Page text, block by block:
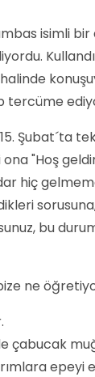
isimli
halinde
tercüme
Şubat´ta
"Hoş
hiç
bu
ne
çabucak
epeyi